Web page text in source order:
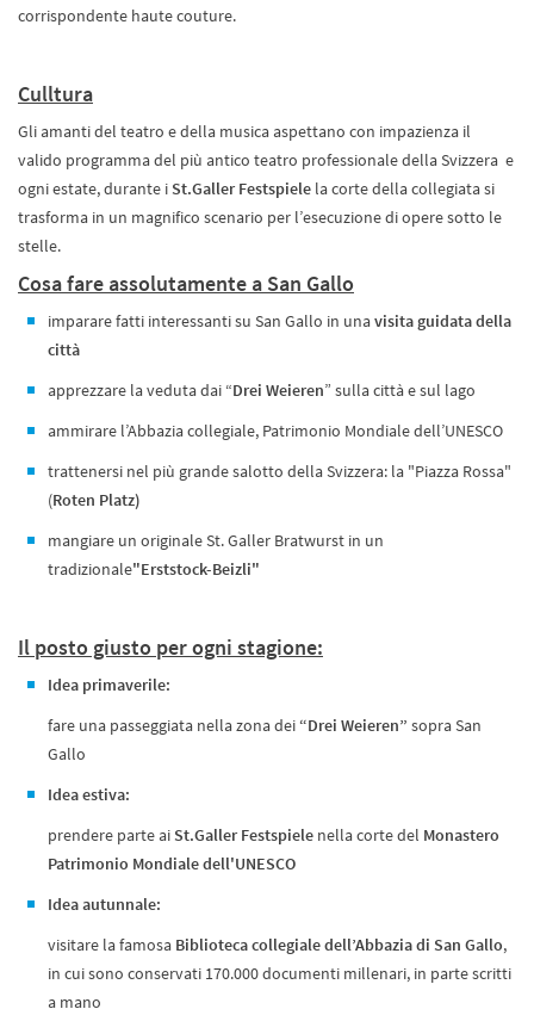
corrispondente haute couture.
Culltura
Gli amanti del teatro e della musica aspettano con impazienza il
valido programma del più antico teatro professionale della Svizzera e
ogni estate, durante i St.Galler Festspiele la corte della collegiata si
trasforma in un magnifico scenario per l’esecuzione di opere sotto le
stelle.
Cosa fare assolutamente a San Gallo
imparare fatti interessanti su San Gallo in unavisita guidata della
città
apprezzare la veduta dai “Drei Weieren” sulla città e sul lago
ammirare l’Abbazia collegiale, Patrimonio Mondiale dell’UNESCO
trattenersi nel più grande salotto della Svizzera: la "Piazza Rossa"
(Roten Platz)
mangiare un originale St. Galler Bratwurst in un
tradizionale"Erststock-Beizli"
Il posto giusto per ogni stagione:
Idea primaverile:
fare una passeggiata nella zona dei “Drei Weieren” sopra San
Gallo
Idea estiva:
prendere parte ai St.Galler Festspiele nella corte del Monastero
Patrimonio Mondiale dell'UNESCO
Idea autunnale:
visitare la famosa Biblioteca collegiale dell’Abbazia di San Gallo,
in cui sono conservati 170.000 documenti millenari, in parte scritti
a mano